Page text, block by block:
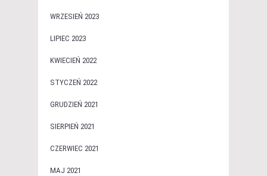
WRZESIEŃ 2023
LIPIEC 2023
KWIECIEŃ 2022
STYCZEŃ 2022
GRUDZIEŃ 2021
SIERPIEŃ 2021
CZERWIEC 2021
MAJ 2021